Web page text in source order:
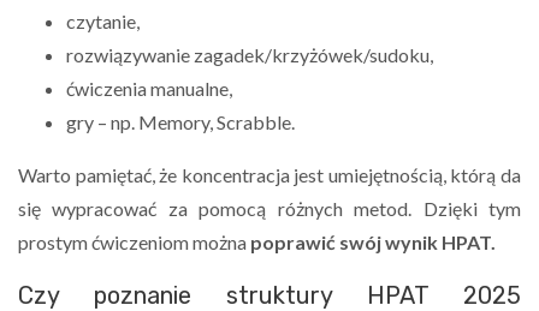
czytanie,
rozwiązywanie zagadek/krzyżówek/sudoku,
ćwiczenia manualne,
gry – np. Memory, Scrabble.
Warto pamiętać, że koncentracja jest umiejętnością, którą da
się wypracować za pomocą różnych metod. Dzięki tym
prostym ćwiczeniom można poprawić swój wynik HPAT.
Czy poznanie struktury HPAT 2025